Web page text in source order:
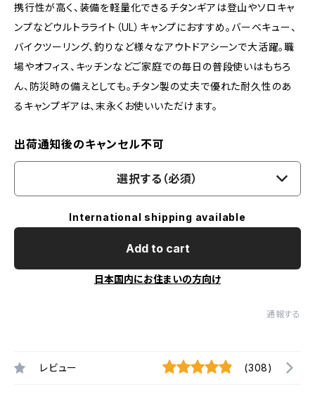
携行性が高く、装備を軽量化できるチタンギアは登山やソロキャ
ンプなどウルトラライト（UL）キャンプにおすすめ。バーベキュー、
バイクツーリング、釣りなど様々なアウトドアシーンで大活躍。職
場やオフィス、キッチンなどご家庭での毎日の普段使いはもちろ
ん、防災時の備えとしても。チタン製の丈夫で優れた耐久性のあ
るキャンプギアは、末永くお使いいただけます。
出荷通知後のキャンセル不可
選択する（必須）
International shipping available
Add to cart
日本国内にお住まいの方向け
通報する
レビュー (308)